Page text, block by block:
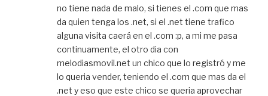
no tiene nada de malo, si tienes el .com que mas
da quien tenga los .net, si el .net tiene trafico
alguna visita caerá en el .com :p, a mi me pasa
continuamente, el otro dia con
melodiasmovil.net un chico que lo registró y me
lo queria vender, teniendo el .com que mas da el
.net y eso que este chico se queria aprovechar